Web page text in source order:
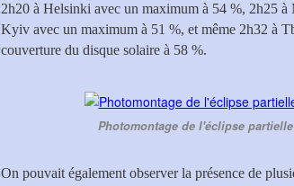
2h20 à Helsinki avec un maximum à 54 %, 2h25
Kyiv avec un maximum à 51 %, et même 2h32 à
couverture du disque solaire à 58 %.
Photomontage de l'éclipse
On pouvait également observer la présence de